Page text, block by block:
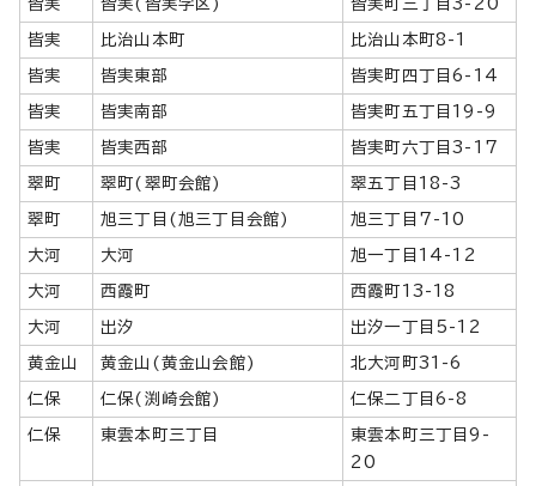
皆実 比治山本町 比治山本町8-1
皆実 皆実東部 皆実町四丁目6-14
皆実 皆実南部 皆実町五丁目19-9
皆実 皆実西部 皆実町六丁目3-17
翠町 翠町(翠町会館) 翠五丁目18-3
翠町 旭三丁目(旭三丁目会館) 旭三丁目7-10
大河 大河 旭一丁目14-12
大河 西霞町 西霞町13-18
大河 出汐 出汐一丁目5-12
黄金山 黄金山(黄金山会館) 北大河町31-6
仁保 仁保(渕崎会館) 仁保二丁目6-8
仁保 東雲本町三丁目
東雲本町三丁目9-
20